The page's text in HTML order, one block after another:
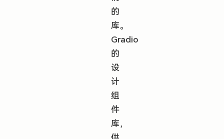
的
库。
Gradio
的
设
计
组
件
库，